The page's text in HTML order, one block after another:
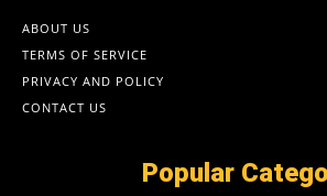
ABOUT US
TERMS OF SERVICE
PRIVACY AND POLICY
CONTACT US
Popular